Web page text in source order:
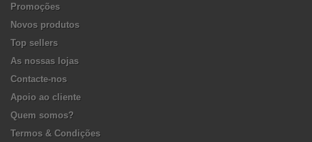
Promoções
Novos produtos
Top sellers
As nossas lojas
Contacte-nos
Apoio ao cliente
Quem somos?
Termos & Condições